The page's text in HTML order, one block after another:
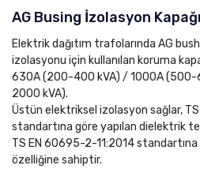
AG Busing İzolasyon Kapağı
Elektrik dağıtım trafolarında AG
izolasyonu için kullanılan koruma
630A (200-400 kVA) / 1000A
2000 kVA).
Üstün elektriksel izolasyon sağlar,
standartına göre yapılan dielektrik
TS EN 60695-2-11:2014 standartına
özelliğine sahiptir.